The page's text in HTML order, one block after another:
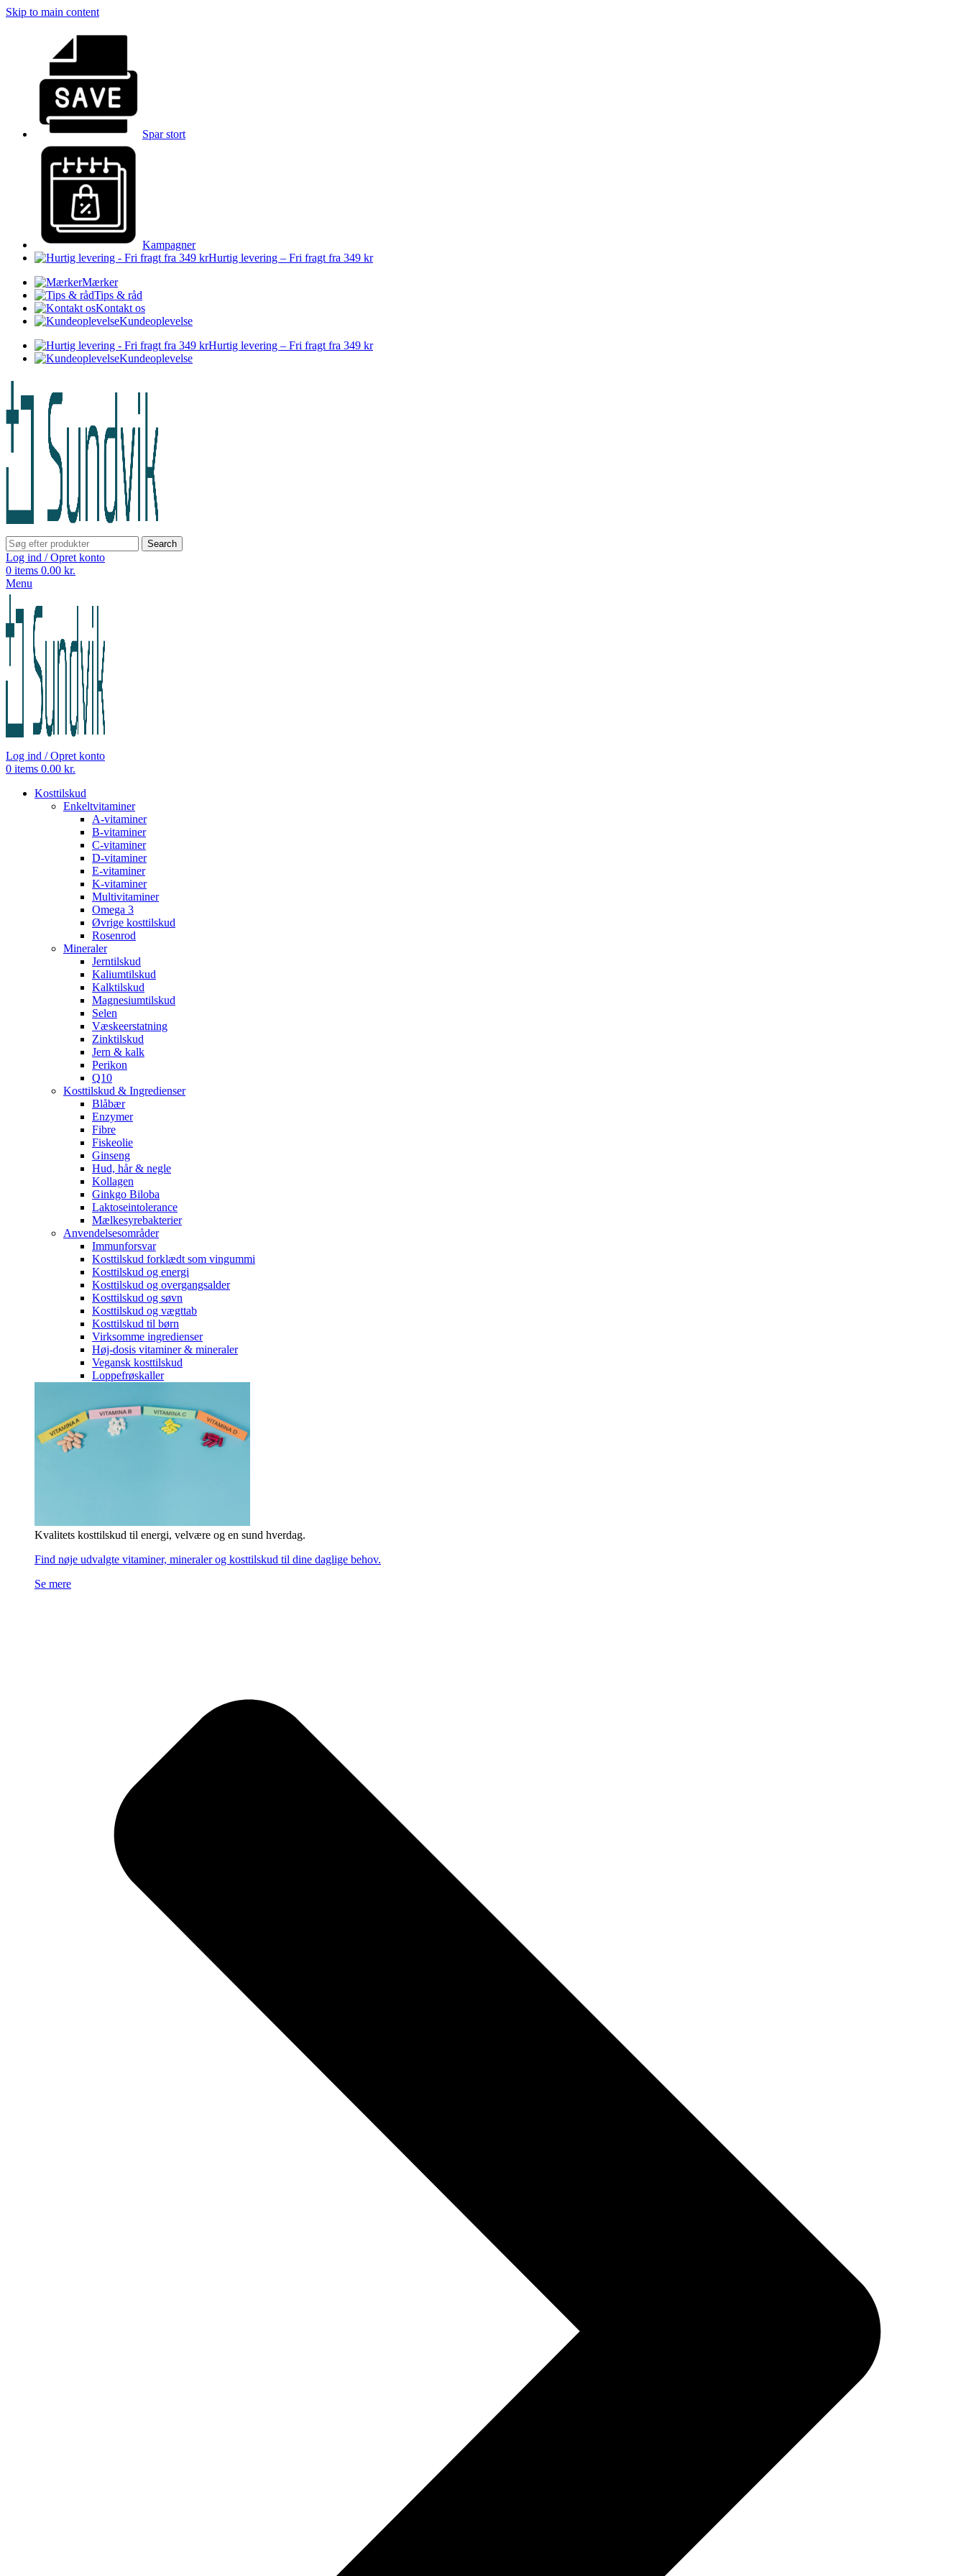
Skip to main content
Spar stort
Kampagner
Hurtig levering – Fri fragt fra 349 kr
Mærker
Tips & råd
Kontakt os
Kundeoplevelse
Hurtig levering – Fri fragt fra 349 kr
Kundeoplevelse
Search
Log ind / Opret konto
0 items 0.00 kr.
Menu
Log ind / Opret konto
0 items 0.00 kr.
Kosttilskud
Enkeltvitaminer
A-vitaminer
B-vitaminer
C-vitaminer
D-vitaminer
E-vitaminer
K-vitaminer
Multivitaminer
Omega 3
Øvrige kosttilskud
Rosenrod
Mineraler
Jerntilskud
Kaliumtilskud
Kalktilskud
Magnesiumtilskud
Selen
Væskeerstatning
Zinktilskud
Jern & kalk
Perikon
Q10
Kosttilskud & Ingredienser
Blåbær
Enzymer
Fibre
Fiskeolie
Ginseng
Hud, hår & negle
Kollagen
Ginkgo Biloba
Laktoseintolerance
Mælkesyrebakterier
Anvendelsesområder
Immunforsvar
Kosttilskud forklædt som vingummi
Kosttilskud og energi
Kosttilskud og overgangsalder
Kosttilskud og søvn
Kosttilskud og vægttab
Kosttilskud til børn
Virksomme ingredienser
Høj-dosis vitaminer & mineraler
Vegansk kosttilskud
Loppefrøskaller
Kvalitets kosttilskud til energi, velvære og en sund hverdag.
Find nøje udvalgte vitaminer, mineraler og kosttilskud til dine daglige behov.
Se mere